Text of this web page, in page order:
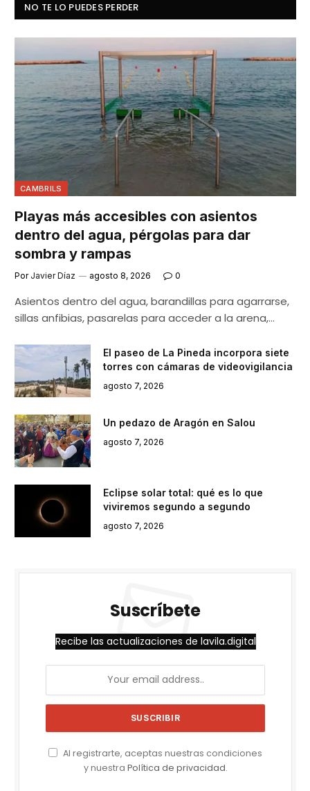
NO TE LO PUEDES PERDER
CAMBRILS
Playas más accesibles con asientos
dentro del agua, pérgolas para dar
sombra y rampas
Por Javier Díaz agosto 8, 2026 0
Asientos dentro del agua, barandillas para agarrarse,
sillas anfibias, pasarelas para acceder a la arena,…
El paseo de La Pineda incorpora siete
torres con cámaras de videovigilancia
agosto 7, 2026
Un pedazo de Aragón en Salou
agosto 7, 2026
Eclipse solar total: qué es lo que
viviremos segundo a segundo
agosto 7, 2026
Suscríbete
Recibe las actualizaciones de lavila.digital
Al registrarte, aceptas nuestras condiciones
y nuestra Política de privacidad.